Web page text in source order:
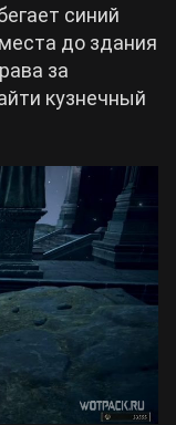
синий
до здания
за
кузнечный